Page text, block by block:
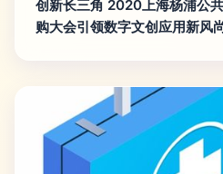
创新长三角 2020上海杨浦公
购大会引领数字文创应用新风